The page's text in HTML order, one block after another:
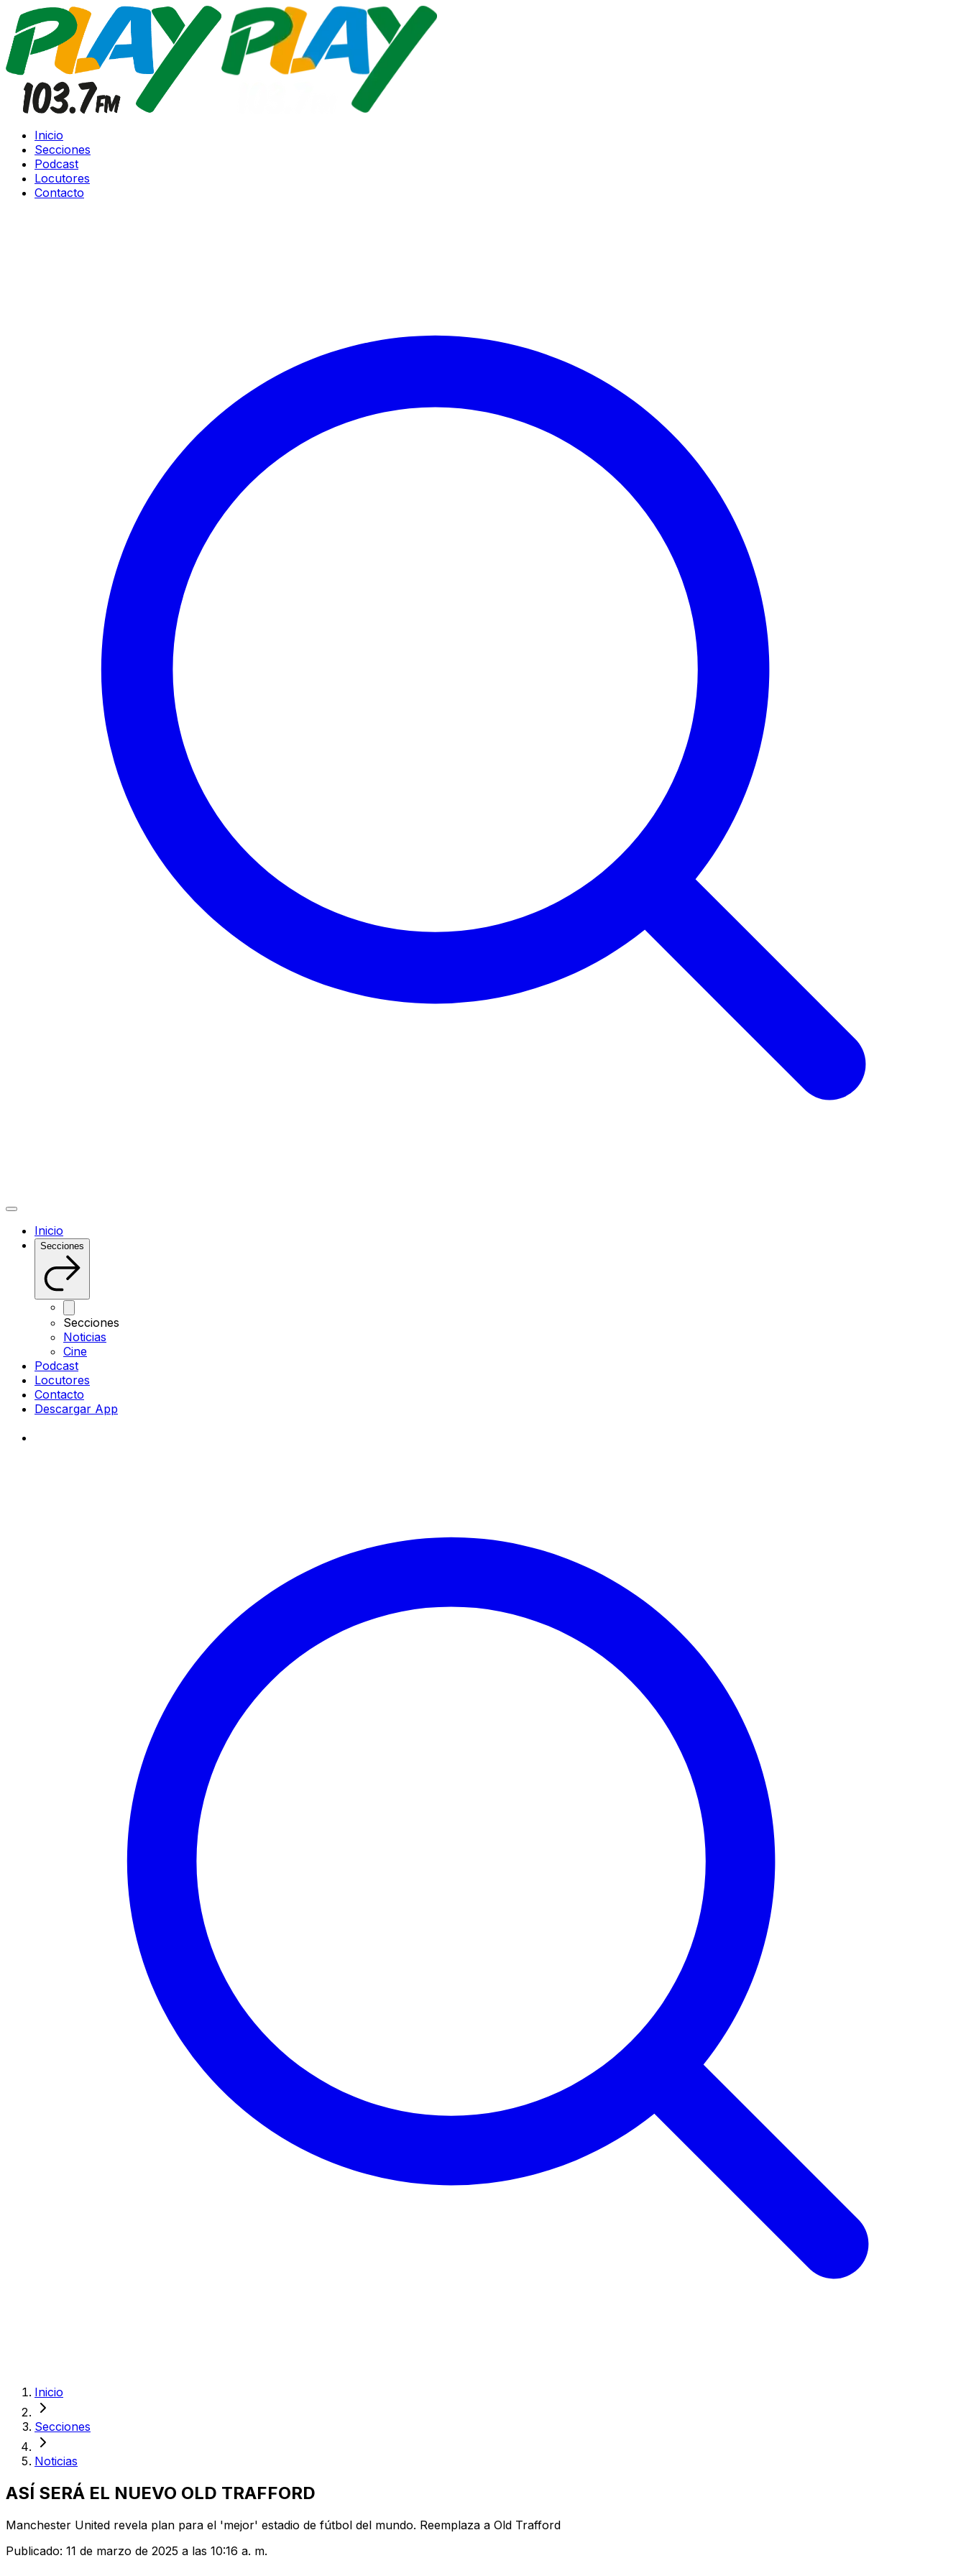
Inicio
Secciones
Podcast
Locutores
Contacto
Inicio
Secciones
Secciones
Noticias
Cine
Podcast
Locutores
Contacto
Descargar App
Inicio
Secciones
Noticias
ASÍ SERÁ EL NUEVO OLD TRAFFORD
Manchester United revela plan para el 'mejor' estadio de fútbol del mundo. Reemplaza a Old Trafford
Publicado: 11 de marzo de 2025 a las 10:16 a. m.